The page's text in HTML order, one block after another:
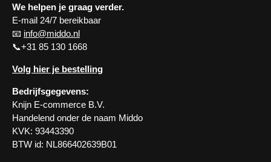
We helpen je graag verder.
E-mail 24/7 bereikbaar
📧 info@middo.nl
📞+31 85 130 1668
Volg hier je bestelling
Bedrijfsgegevens:
Knijn E-commerce B.V.
Handelend onder de naam Middo
KVK: 93443390
BTW id: NL866402639B01